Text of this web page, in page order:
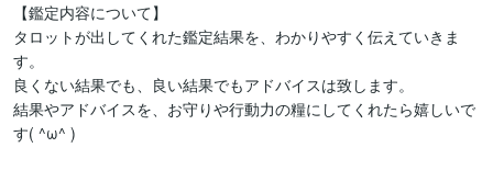
【鑑定内容について】
タロットが出してくれた鑑定結果を、わかりやすく伝えていきま
す。
良くない結果でも、良い結果でもアドバイスは致します。
結果やアドバイスを、お守りや行動力の糧にしてくれたら嬉しいで
す( ^ω^ )